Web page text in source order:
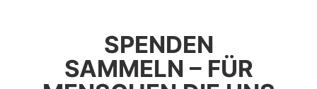
SPENDEN
SAMMELN – FÜR